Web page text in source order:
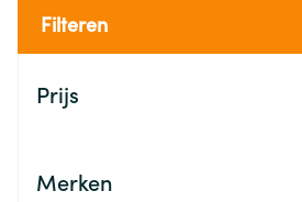
Filteren
Prijs
Merken